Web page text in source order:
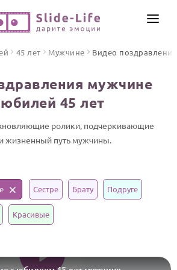
45 лет Мужчине Видео поздравления
мужчине
45 лет
ролики, подчеркивающие
и жизненный путь мужчины.
Сестре Брату Подруге
Красивые